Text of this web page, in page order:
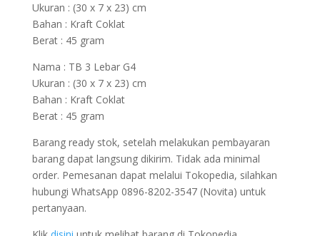
Ukuran : (30 x 7 x 23) cm
Bahan : Kraft Coklat
Berat : 45 gram
Nama : TB 3 Lebar G4
Ukuran : (30 x 7 x 23) cm
Bahan : Kraft Coklat
Berat : 45 gram
Barang ready stok, setelah melakukan pembayaran
barang dapat langsung dikirim. Tidak ada minimal
order. Pemesanan dapat melalui Tokopedia, silahkan
hubungi WhatsApp 0896-8202-3547 (Novita) untuk
pertanyaan.